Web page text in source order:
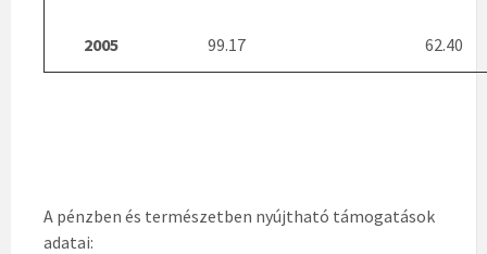
2005 99.17 62.40
A pénzben és természetben nyújtható támogatások
adatai: